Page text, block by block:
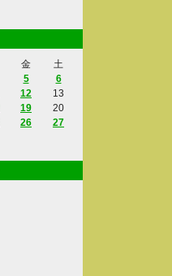
金
土
5
6
12
13
19
20
26
27